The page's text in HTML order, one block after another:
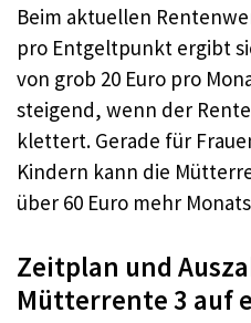
Beim aktuellen
pro Entgeltpunkt ergibt
von grob 20 Euro pro
steigend, wenn der
klettert. Gerade für
Kindern kann die
über 60 Euro mehr
Zeitplan und
Mütterrente 3 auf